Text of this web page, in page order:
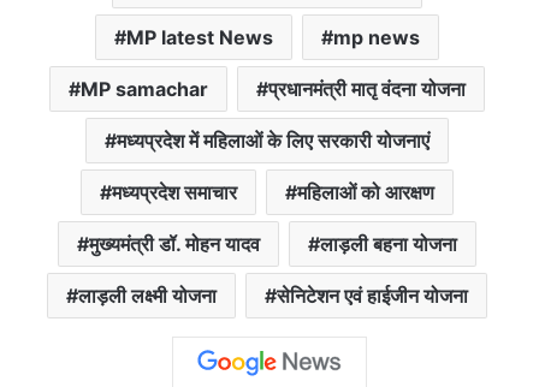
MP latest News mp news
MP samachar प्रधानमंत्री मातृ वंदना योजना
मध्यप्रदेश में महिलाओं के लिए सरकारी योजनाएं
मध्यप्रदेश समाचार महिलाओं को आरक्षण
मुख्यमंत्री डॉ. मोहन यादव लाड़ली बहना योजना
लाड़ली लक्ष्मी योजना सेनिटेशन एवं हाईजीन योजना